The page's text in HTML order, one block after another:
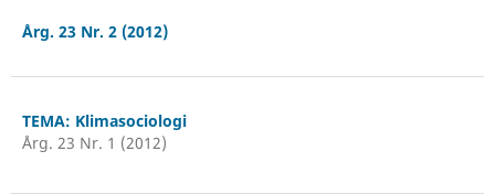
Årg. 23 Nr. 2 (2012)
TEMA: Klimasociologi
Årg. 23 Nr. 1 (2012)